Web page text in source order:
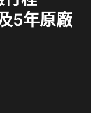
5年原廠